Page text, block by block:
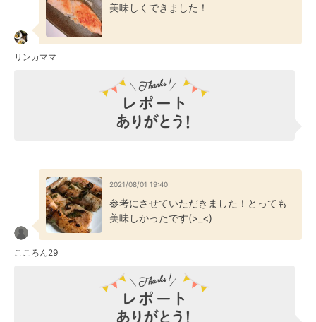
美味しくできました！
リンカママ
2021/08/01 19:40
参考にさせていただきました！とっても
美味しかったです(>_<)
こころん29